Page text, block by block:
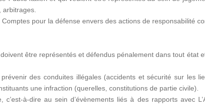
arbitrages.
pour la défense envers des actions de responsabilité
être représentés et défendus pénalement dans tout état
des conduites illégales (accidents et sécurité sur les
une infraction (querelles, constitutions de partie civile).
à-dire au sein d’évènements liés à des rapports avec